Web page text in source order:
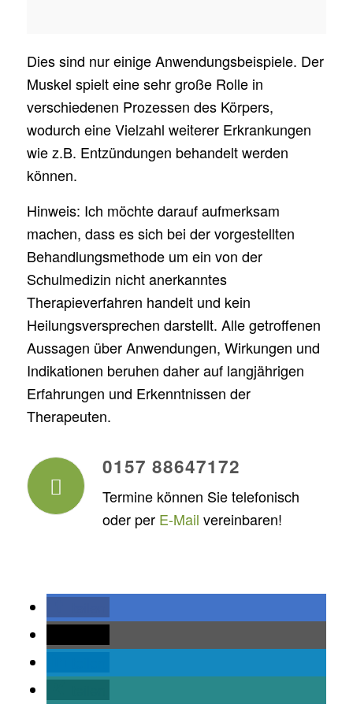
Dies sind nur einige Anwendungsbeispiele. Der
Muskel spielt eine sehr große Rolle in
verschiedenen Prozessen des Körpers,
wodurch eine Vielzahl weiterer Erkrankungen
wie z.B. Entzündungen behandelt werden
können.
Hinweis: Ich möchte darauf aufmerksam
machen, dass es sich bei der vorgestellten
Behandlungsmethode um ein von der
Schulmedizin nicht anerkanntes
Therapieverfahren handelt und kein
Heilungsversprechen darstellt. Alle getroffenen
Aussagen über Anwendungen, Wirkungen und
Indikationen beruhen daher auf langjährigen
Erfahrungen und Erkenntnissen der
Therapeuten.
0157 88647172
Termine können Sie telefonisch
oder per E-Mail vereinbaren!